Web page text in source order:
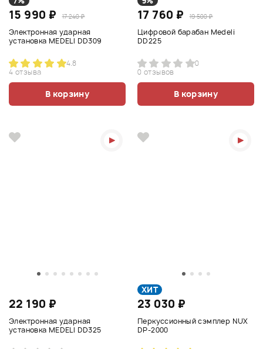
15 990 ₽ 17 240 ₽
Электронная ударная
установка MEDELI DD309
4.8
4 отзыва
В корзину
17 760 ₽ 19 500 ₽
Цифровой барабан Medeli
DD225
0
0 отзывов
В корзину
22 190 ₽
Электронная ударная
установка MEDELI DD325
ХИТ
23 030 ₽
Перкуссионный сэмплер NUX
DP-2000